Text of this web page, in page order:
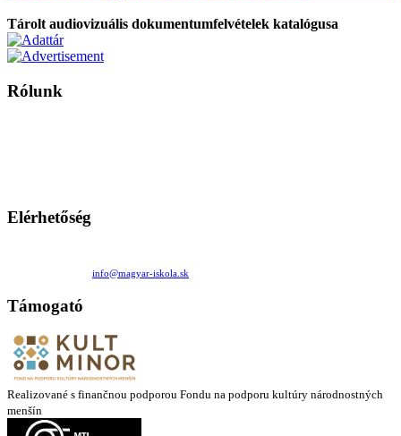
Tárolt audiovizuális dokumentumfelvételek katalógusa
Rólunk
Elérhetőség
info@magyar-iskola.sk
Támogató
Realizované s finančnou podporou Fondu na podporu kultúry národnostných
menšín